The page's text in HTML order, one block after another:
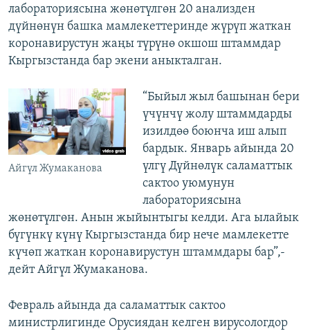
лабораториясына жөнөтүлгөн 20 анализден
дүйнөнүн башка мамлекеттеринде жүрүп жаткан
коронавирустун жаңы түрүнө окшош штаммдар
Кыргызстанда бар экени аныкталган.
Айгүл Жумаканова
“Быйыл жыл башынан бери
үчүнчү жолу штаммдарды
изилдөө боюнча иш алып
бардык. Январь айында 20
үлгү Дүйнөлүк саламаттык
сактоо уюмунун
лабораториясына
жөнөтүлгөн. Анын жыйынтыгы келди. Ага ылайык
бүгүнкү күнү Кыргызстанда бир нече мамлекетте
күчөп жаткан коронавирустун штаммдары бар”,-
дейт Айгүл Жумаканова.
Февраль айында да саламаттык сактоо
министрлигинде Орусиядан келген вирусологдор